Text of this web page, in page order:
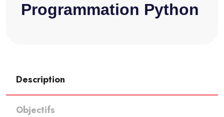
Programmation Python
Description
Objectifs